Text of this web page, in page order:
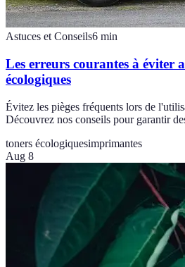
Astuces et Conseils6 min
Les erreurs courantes à éviter
écologiques
Évitez les pièges fréquents lors de
Découvrez nos conseils pour garantir
toners écologiquesimprimantes
Aug 8